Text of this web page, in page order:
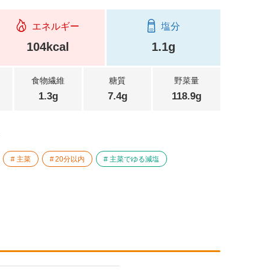
エネルギー
104kcal
塩分
1.1g
食物繊維
1.3g
糖質
7.4g
野菜量
118.9g
主菜 20分以内 主菜でゆる減塩